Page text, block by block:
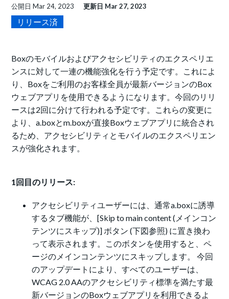
公開日Mar 24, 2023 更新日 Mar 27, 2023
リリース済
Boxのモバイルおよびアクセシビリティのエクスペリエ
ンスに対して一連の機能強化を行う予定です。これによ
り、Boxをご利用のお客様全員が最新バージョンのBox
ウェブアプリを使用できるようになります。今回のリリ
ースは2回に分けて行われる予定です。これらの変更に
より、a.boxとm.boxが直接Boxウェブアプリに統合され
るため、アクセシビリティとモバイルのエクスペリエン
スが強化されます。
1回目のリリース:
アクセシビリティユーザーには、通常a.boxに誘導
するタブ機能が、[Skip to main content (メインコン
テンツにスキップ)] ボタン (下図参照) に置き換わ
って表示されます。このボタンを使用すると、ペ
ージのメインコンテンツにスキップします。 今回
のアップデートにより、すべてのユーザーは、
WCAG 2.0 AAのアクセシビリティ標準を満たす最
新バージョンのBoxウェブアプリを利用できるよ